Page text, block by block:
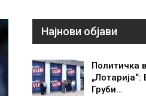
Најнови објави
Политичка
Груби…